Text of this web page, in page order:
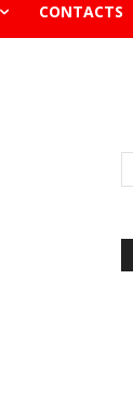
CONTACTS